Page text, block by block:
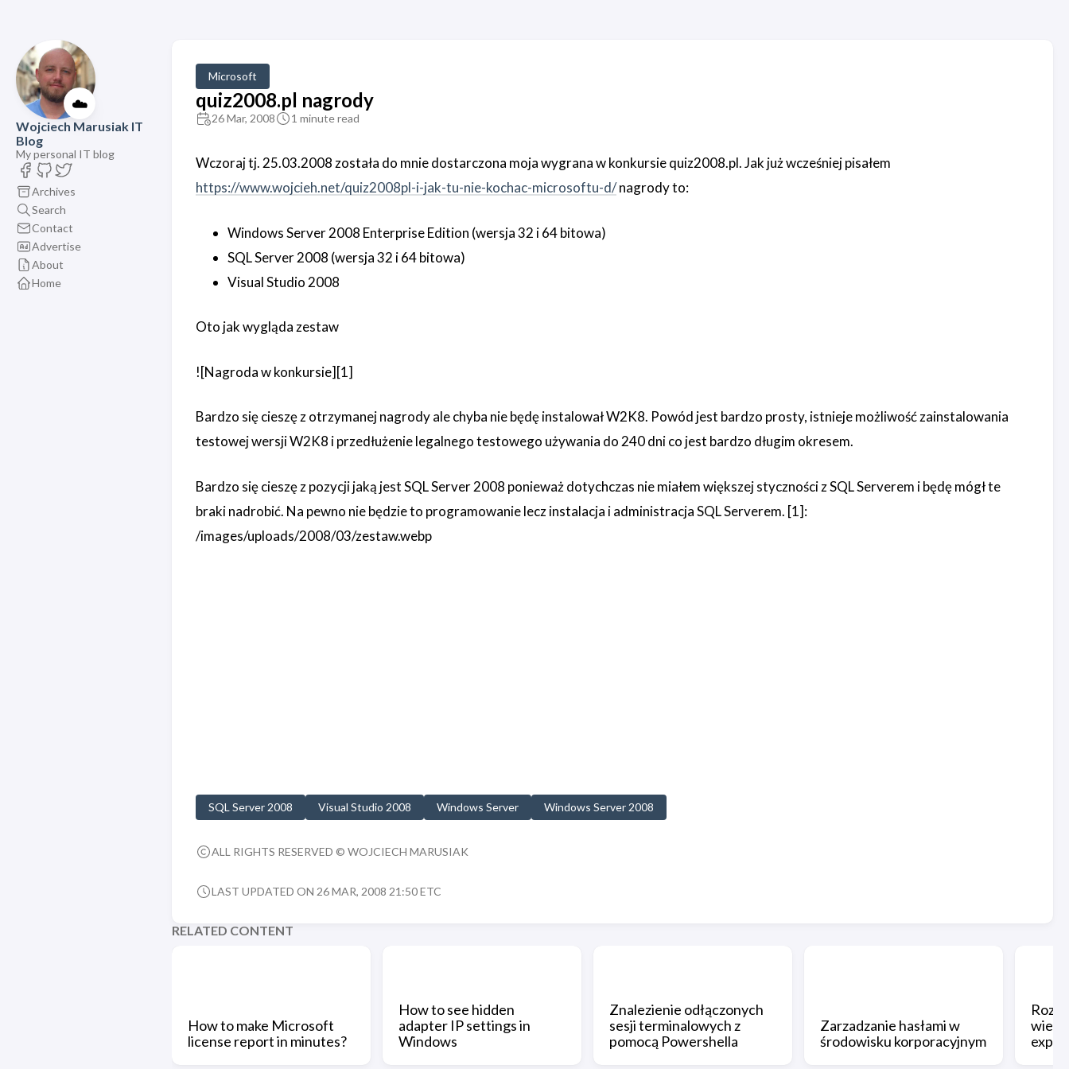
☁️
Wojciech Marusiak IT
Blog
My personal IT blog
Archives
Search
Contact
Advertise
About
Home
Microsoft
quiz2008.pl nagrody
26 Mar, 2008 1 minute read
Wczoraj tj. 25.03.2008 została do mnie dostarczona moja wygrana w konkursie quiz2008.pl. Jak już wcześniej pisałem
https://www.wojcieh.net/quiz2008pl-i-jak-tu-nie-kochac-microsoftu-d/nagrody to:
Windows Server 2008 Enterprise Edition (wersja 32 i 64 bitowa)
SQL Server 2008 (wersja 32 i 64 bitowa)
Visual Studio 2008
Oto jak wygląda zestaw
![Nagroda w konkursie][1]
Bardzo się cieszę z otrzymanej nagrody ale chyba nie będę instalował W2K8. Powód jest bardzo prosty, istnieje możliwość zainstalowania
testowej wersji W2K8 i przedłużenie legalnego testowego używania do 240 dni co jest bardzo długim okresem.
Bardzo się cieszę z pozycji jaką jest SQL Server 2008 ponieważ dotychczas nie miałem większej styczności z SQL Serverem i będę mógł te
braki nadrobić. Na pewno nie będzie to programowanie lecz instalacja i administracja SQL Serverem. [1]:
/images/uploads/2008/03/zestaw.webp
SQL Server 2008 Visual Studio 2008 Windows Server Windows Server 2008
ALL RIGHTS RESERVED © WOJCIECH MARUSIAK
LAST UPDATED ON 26 MAR, 2008 21:50 ETC
RELATED CONTENT
How to make Microsoft
license report in minutes?
How to see hidden
adapter IP settings in
Windows
Znalezienie odłączonych
sesji terminalowych z
pomocą Powershella
Zarzadzanie hasłami w
środowisku korporacyjnym